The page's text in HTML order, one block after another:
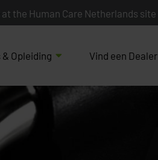
at the Human Care Netherlands site
& Opleiding Vind een Dealer